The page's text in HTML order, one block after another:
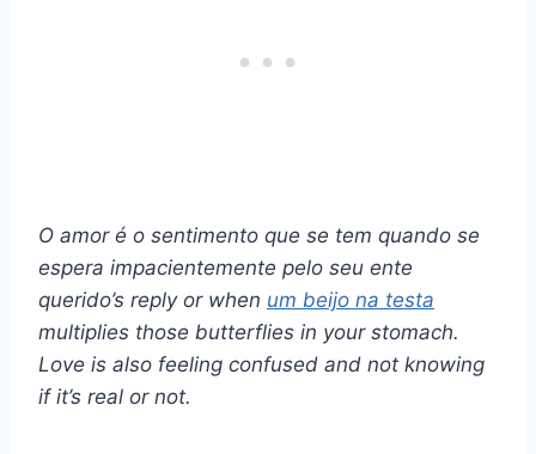
O amor é o sentimento que se tem quando se
espera impacientemente pelo seu ente
querido’s reply or when um beijo na testa
multiplies those butterflies in your stomach.
Love is also feeling confused and not knowing
if it’s real or not.